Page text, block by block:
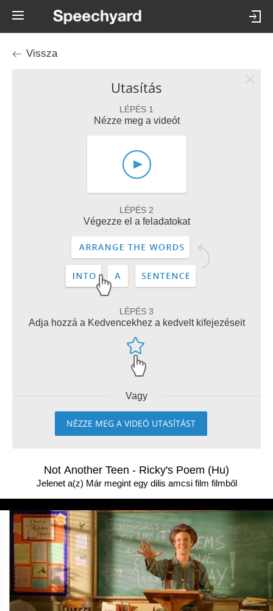
Vissza
Utasítás
LÉPÉS 1
Nézze meg a videót
LÉPÉS 2
Végezze el a feladatokat
LÉPÉS 3
Adja hozzá a Kedvencekhez a kedvelt kifejezéseit
Vagy
NÉZZE MEG A VIDEÓ UTASÍTÁST
Not Another Teen - Ricky's Poem (Hu)
Jelenet a(z) Már megint egy dilis amcsi film filmből